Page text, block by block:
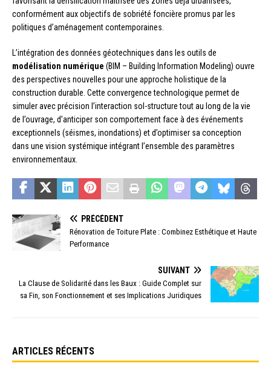
conformément aux objectifs de sobriété foncière promus par les
politiques d’aménagement contemporaines.
L’intégration des données géotechniques dans les outils de
modélisation numérique (BIM – Building Information Modeling) ouvre
des perspectives nouvelles pour une approche holistique de la
construction durable. Cette convergence technologique permet de
simuler avec précision l’interaction sol-structure tout au long de la vie
de l’ouvrage, d’anticiper son comportement face à des événements
exceptionnels (séismes, inondations) et d’optimiser sa conception
dans une vision systémique intégrant l’ensemble des paramètres
environnementaux.
PRÉCÉDENT
Rénovation de Toiture Plate : Combinez Esthétique et Haute
Performance
SUIVANT
La Clause de Solidarité dans les Baux : Guide Complet sur
sa Fin, son Fonctionnement et ses Implications Juridiques
ARTICLES RÉCENTS